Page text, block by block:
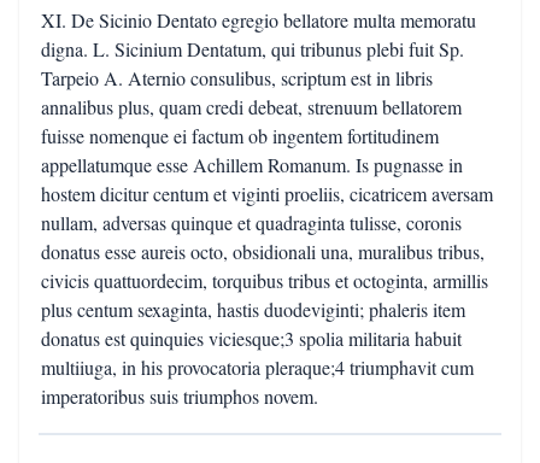
XI. De Sicinio Dentato egregio bellatore multa memoratu
digna. L. Sicinium Dentatum, qui tribunus plebi fuit Sp.
Tarpeio A. Aternio consulibus, scriptum est in libris
annalibus plus, quam credi debeat, strenuum bellatorem
fuisse nomenque ei factum ob ingentem fortitudinem
appellatumque esse Achillem Romanum. Is pugnasse in
hostem dicitur centum et viginti proeliis, cicatricem aversam
nullam, adversas quinque et quadraginta tulisse, coronis
donatus esse aureis octo, obsidionali una, muralibus tribus,
civicis quattuordecim, torquibus tribus et octoginta, armillis
plus centum sexaginta, hastis duodeviginti; phaleris item
donatus est quinquies viciesque;3 spolia militaria habuit
multiiuga, in his provocatoria pleraque;4 triumphavit cum
imperatoribus suis triumphos novem.